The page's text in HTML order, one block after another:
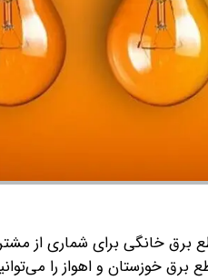
شرق؛ با شروع فروردین ۱۴۰۴ برنامه قطع
برق خوزستان و اهواز را